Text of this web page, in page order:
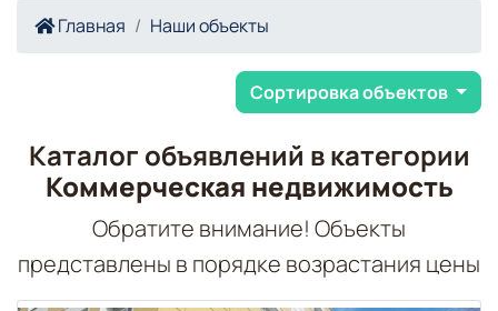
Главная Наши объекты
Сортировка объектов
Каталог объявлений в категории
Коммерческая недвижимость
Обратите внимание! Объекты
представлены в порядке возрастания цены